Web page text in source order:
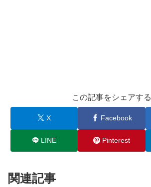
この記事をシェアする
X Facebook
LINE Pinterest
関連記事